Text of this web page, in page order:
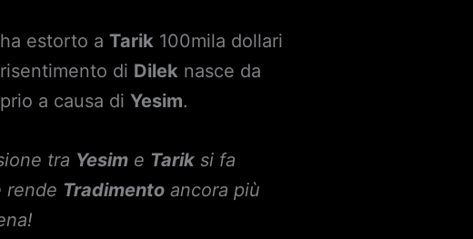
estorto aTarik 100mila dollari
di Dilek nasce da
a causa diYesim.
tra Yesim e Tarik si fa
rende Tradimento ancora più